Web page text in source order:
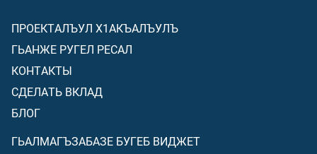
ПРОЕКТАЛЪУЛ Х1АКЪАЛЪУЛЪ
ГЬАНЖЕ РУГЕЛ РЕСАЛ
КОНТАКТЫ
СДЕЛАТЬ ВКЛАД
БЛОГ
ГЬАЛМАГЪЗАБАЗЕ БУГЕБ ВИДЖЕТ